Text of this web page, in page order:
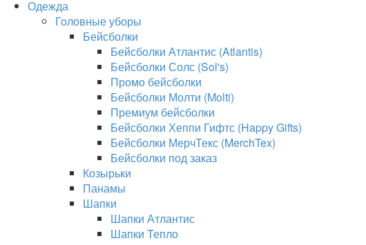
Одежда
Головные уборы
Бейсболки
Бейсболки Атлантис (Atlantis)
Бейсболки Солс (Sol's)
Промо бейсболки
Бейсболки Молти (Molti)
Премиум бейсболки
Бейсболки Хеппи Гифтс (Happy Gifts)
Бейсболки МерчТекс (MerchTex)
Бейсболки под заказ
Козырьки
Панамы
Шапки
Шапки Атлантис
Шапки Тепло